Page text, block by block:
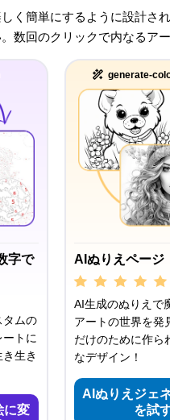
く簡単にするように設計さ
数回のクリックで内なるア
字で
タムの
トに
生き
に変
generate-
AIぬりえページ
AI生成のぬりえで
アートの世界を発
だけのために作ら
なデザイン！
AIぬりえジェ
を試